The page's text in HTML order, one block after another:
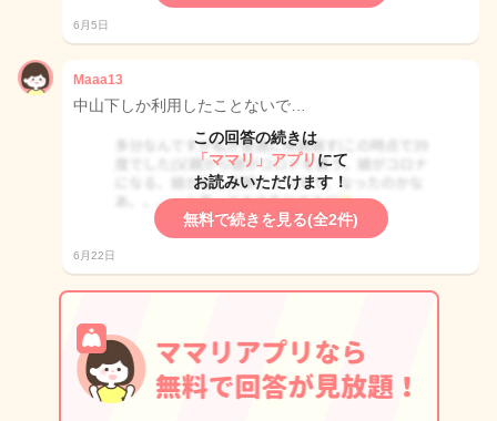
6月5日
Maaa13
中山下しか利用したことないで…
この回答の続きは
「ママリ」アプリ にて
お読みいただけます！
無料で続きを見る(全2件)
6月22日